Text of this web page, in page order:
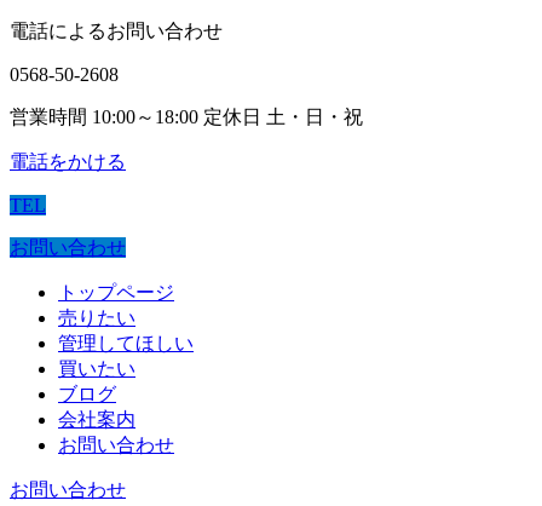
電話によるお問い合わせ
0568-50-2608
営業時間 10:00～18:00 定休日 土・日・祝
電話をかける
TEL
お問い合わせ
トップページ
売りたい
管理してほしい
買いたい
ブログ
会社案内
お問い合わせ
お問い合わせ